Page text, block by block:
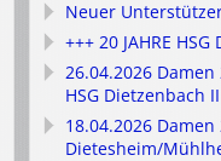
Neuer
+++ 20 JAHRE HSG
26.04.2026
HSG Dietzenbach
18.04.2026 Damen
Dietesheim/